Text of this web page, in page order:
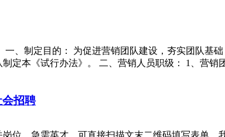
、制定目的： 为促进营销团队建设，夯实团队基
定本《试行办法》。 二、营销人员职级： 1、营销
会招聘